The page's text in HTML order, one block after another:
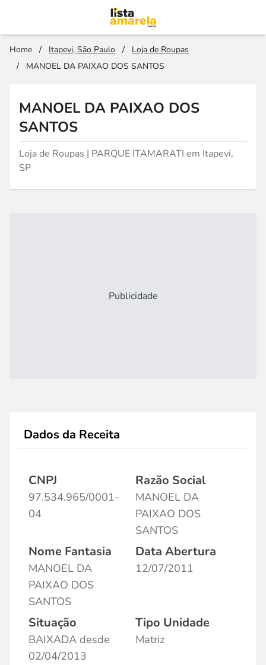
Home / Itapevi, São Paulo /
Loja de Roupas
/
MANOEL DA PAIXAO DOS SANTOS
MANOEL DA PAIXAO DOS
SANTOS
Loja de Roupas | PARQUE ITAMARATI em Itapevi,
SP
Publicidade
Dados da Receita
CNPJ
97.534.965/0001-
04
Razão Social
MANOEL DA
PAIXAO DOS
SANTOS
Nome Fantasia
MANOEL DA
PAIXAO DOS
SANTOS
Data Abertura
12/07/2011
Situação
BAIXADA desde
02/04/2013
Tipo Unidade
Matriz